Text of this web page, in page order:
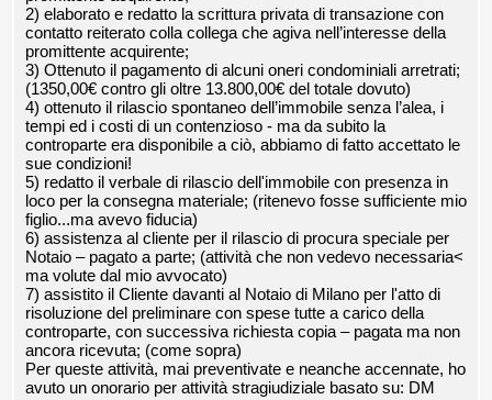
2) elaborato e redatto la scrittura privata di transazione con
contatto reiterato colla collega che agiva nell’interesse della
promittente acquirente;
3) Ottenuto il pagamento di alcuni oneri condominiali arretrati;
(1350,00€ contro gli oltre 13.800,00€ del totale dovuto)
4) ottenuto il rilascio spontaneo dell’immobile senza l’alea, i
tempi ed i costi di un contenzioso - ma da subito la
controparte era disponibile a ciò, abbiamo di fatto accettato le
sue condizioni!
5) redatto il verbale di rilascio dell'immobile con presenza in
loco per la consegna materiale; (ritenevo fosse sufficiente mio
figlio...ma avevo fiducia)
6) assistenza al cliente per il rilascio di procura speciale per
Notaio – pagato a parte; (attività che non vedevo necessaria<
ma volute dal mio avvocato)
7) assistito il Cliente davanti al Notaio di Milano per l'atto di
risoluzione del preliminare con spese tutte a carico della
controparte, con successiva richiesta copia – pagata ma non
ancora ricevuta; (come sopra)
Per queste attività, mai preventivate e neanche accennate, ho
avuto un onorario per attività stragiudiziale basato su: DM